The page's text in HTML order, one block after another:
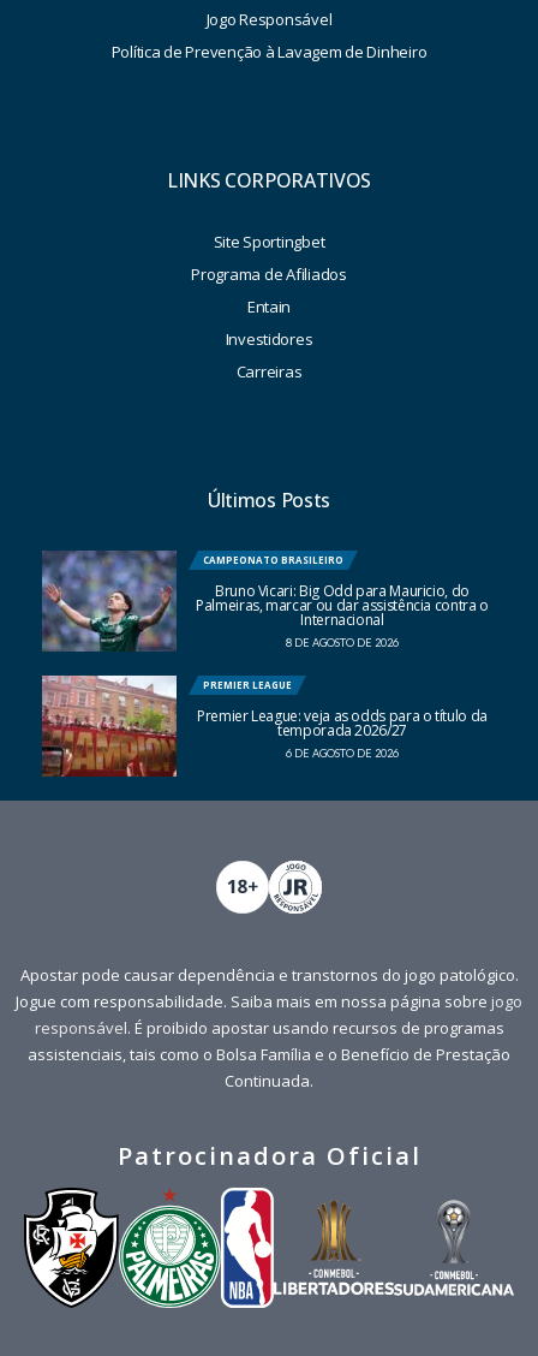
Jogo Responsável
Política de Prevenção à Lavagem de Dinheiro
LINKS CORPORATIVOS
Site Sportingbet
Programa de Afiliados
Entain
Investidores
Carreiras
Últimos Posts
CAMPEONATO BRASILEIRO
Bruno Vicari: Big Odd para Mauricio, do
Palmeiras, marcar ou dar assistência contra o
Internacional
8 DE AGOSTO DE 2026
PREMIER LEAGUE
Premier League: veja as odds para o título da
temporada 2026/27
6 DE AGOSTO DE 2026
Apostar pode causar dependência e transtornos do jogo patológico.
Jogue com responsabilidade. Saiba mais em nossa página sobre jogo
responsável. É proibido apostar usando recursos de programas
assistenciais, tais como o Bolsa Família e o Benefício de Prestação
Continuada.
Patrocinadora Oficial